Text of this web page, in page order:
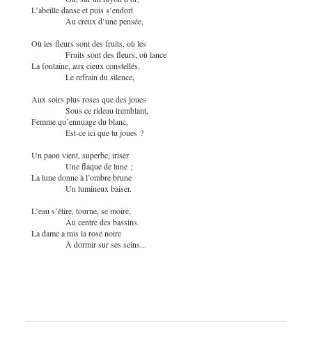
L’abeille danse et puis s’endort
Au creux d’une pensée,
Où les fleurs sont des fruits, où les
Fruits sont des fleurs, où lance
La fontaine, aux cieux constellés,
Le refrain du silence,
Aux soirs plus roses que des joues
Sous ce rideau tremblant,
Femme qu’ennuage du blanc,
Est-ce ici que tu joues ?
Un paon vient, superbe, iriser
Une flaque de lune ;
La lune donne à l’ombre brune
Un lumineux baiser.
L’eau s’étire, tourne, se moire,
Au centre des bassins.
La dame a mis la rose noire
À dormir sur ses seins...